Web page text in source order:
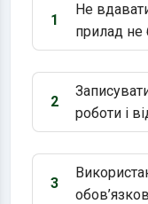
Варіант 1:
1
Не
прилад не
Варіант 2:
2
роботи і
Варіант 3:
3